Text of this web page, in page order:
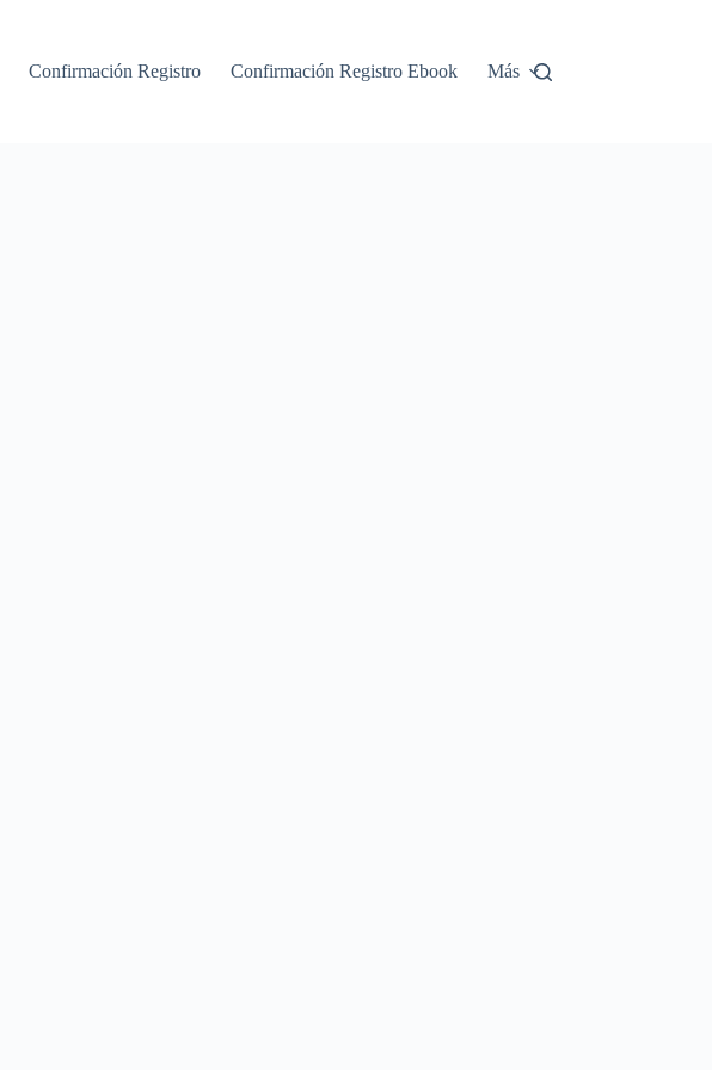
Confirmación Registro Confirmación Registro Ebook Más